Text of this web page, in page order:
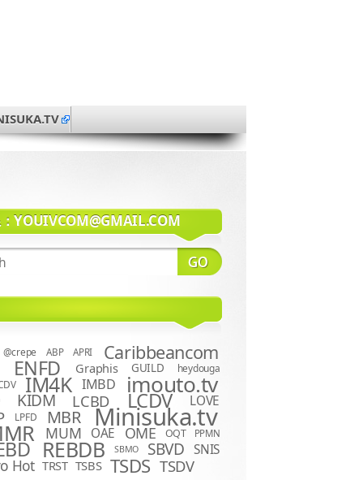
YOUIVCOM@GMAIL.COM
@crepe ABP APRI Caribbeancom
ENFD Graphis GUILD heydouga
IM4K IMBD imouto.tv
KIDM LCBD LCDV LOVE
LPFD MBR Minisuka.tv
MUM OAE OME OQT
PPMN
REBDB SBMO SBVD SNIS
Hot TRST TSBS TSDS TSDV